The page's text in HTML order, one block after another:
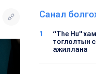
Санал
1
“The Hu"
тоглолтын
ажиллана